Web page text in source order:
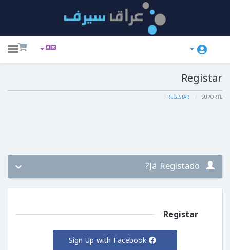
Registar
SUPORTE
Registar